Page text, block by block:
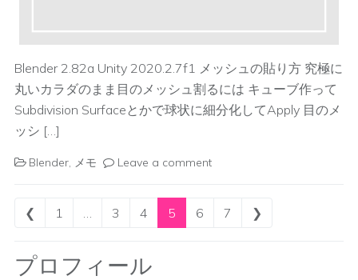
Blender 2.82a Unity 2020.2.7f1 メッシュの貼り方 究極に
丸いカラダのまま目のメッシュ割るには キューブ作って
Subdivision Surfaceとかで球状に細分化してApply 目のメ
ッシ […]
Blender, メモ Leave a comment
Posts navigation
❮ 1 … 3 4 5 6 7 ❯
プロフィール